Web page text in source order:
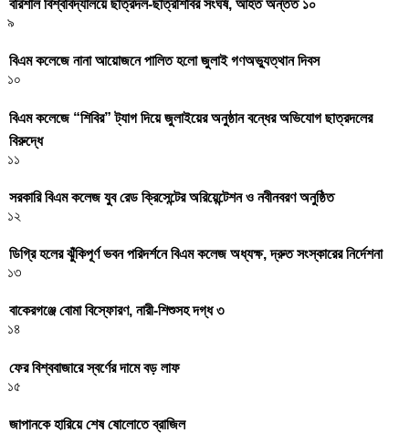
বরিশাল বিশ্ববিদ্যালয়ে ছাত্রদল-ছাত্রশিবির সংঘর্ষ, আহত অন্তত ১০
৯
বিএম কলেজে নানা আয়োজনে পালিত হলো জুলাই গণঅভ্যুত্থান দিবস
১০
বিএম কলেজে “শিবির” ট্যাগ দিয়ে জুলাইয়ের অনুষ্ঠান বন্ধের অভিযোগ ছাত্রদলের
বিরুদ্ধে
১১
সরকারি বিএম কলেজ যুব রেড ক্রিসেন্টের অরিয়েন্টেশন ও নবীনবরণ অনুষ্ঠিত
১২
ডিগ্রি হলের ঝুঁকিপূর্ণ ভবন পরিদর্শনে বিএম কলেজ অধ্যক্ষ, দ্রুত সংস্কারের নির্দেশনা
১৩
বাকেরগঞ্জে বোমা বিস্ফোরণ, নারী-শিশুসহ দগ্ধ ৩
১৪
ফের বিশ্ববাজারে স্বর্ণের দামে বড় লাফ
১৫
জাপানকে হারিয়ে শেষ ষোলোতে ব্রাজিল